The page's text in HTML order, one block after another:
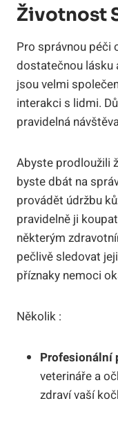
Životnost
Pro správnou péči
dostatečnou lásku
jsou velmi
interakci s lidmi.
pravidelná
Abyste prodloužili
byste dbát na
provádět údržbu
pravidelně ji
některým
pečlivě sledovat
příznaky nemoci
Několik :
Profesionální
veterináře a
zdraví vaší